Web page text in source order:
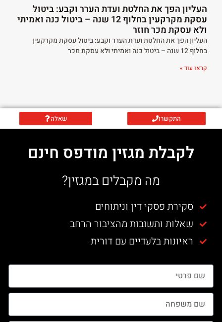
העליון הפך את החלטת ועדת הערר וקבע: ביטול
עסקת מקרקעין בחלוף 12 שנה – ביטול כנה ואמיתי
ולא עסקת מכר חוזר
העליון הפך את החלטת ועדת הערר וקבע: ביטול עסקת מקרקעין
בחלוף 12 שנה – ביטול כנה ואמיתי ולא עסקת מכר
קראו עוד »
התקשרו שאלה
לקבלת מגזין מודפס חינם
מה מקבלים במגזין?
סקירת פסקי דין וניתוחים
שאלות ותשובות מהציבור הרחב
ראיונות בלעדיים עם דורית